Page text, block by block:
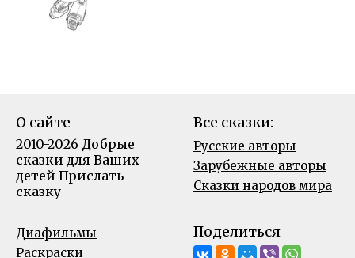
О сайте
2010-2026 Добрые
сказки для Ваших
детей Прислать
сказку
Все сказки:
Русские авторы
Зарубежные авторы
Сказки народов мира
Диафильмы
Раскраски
Поделиться